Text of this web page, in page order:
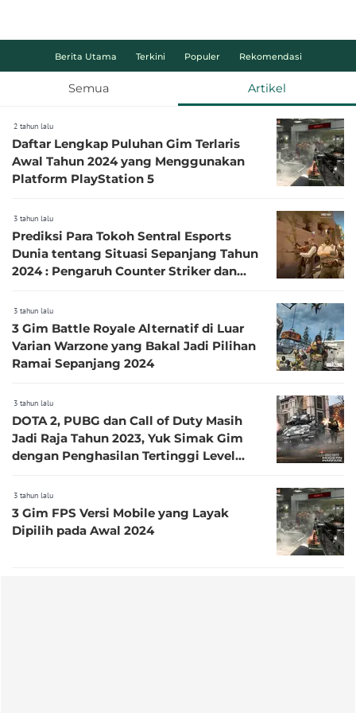
Berita Utama Terkini Populer Rekomendasi
Semua Artikel
2 tahun lalu
Daftar Lengkap Puluhan Gim Terlaris
Awal Tahun 2024 yang Menggunakan
Platform PlayStation 5
3 tahun lalu
Prediksi Para Tokoh Sentral Esports
Dunia tentang Situasi Sepanjang Tahun
2024 : Pengaruh Counter Striker dan
3 tahun lalu
3 Gim Battle Royale Alternatif di Luar
Varian Warzone yang Bakal Jadi Pilihan
Ramai Sepanjang 2024
3 tahun lalu
DOTA 2, PUBG dan Call of Duty Masih
Jadi Raja Tahun 2023, Yuk Simak Gim
dengan Penghasilan Tertinggi Level
3 tahun lalu
3 Gim FPS Versi Mobile yang Layak
Dipilih pada Awal 2024